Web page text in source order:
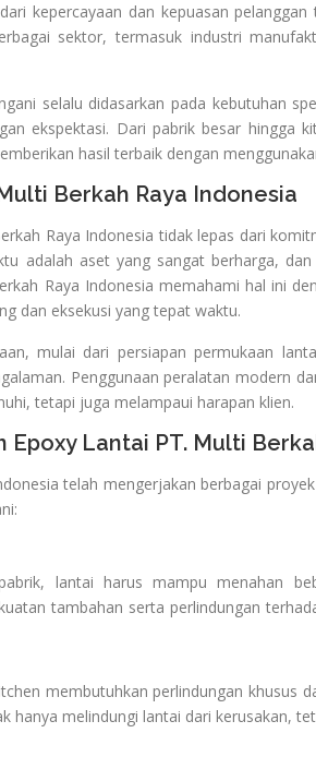
kepercayaan dan kepuasan
sektor, termasuk industri
selalu didasarkan pada kebutuhan
ekspektasi. Dari pabrik besar hingga
hasil terbaik dengan
Berkah Raya Indonesia
Raya Indonesia tidak lepas dari
adalah aset yang sangat berharga,
Raya Indonesia memahami hal ini
dan eksekusi yang tepat waktu.
mulai dari persiapan permukaan
Penggunaan peralatan modern
tetapi juga melampaui harapan klien.
Epoxy Lantai PT. Multi
telah mengerjakan berbagai
lantai harus mampu menahan
tambahan serta perlindungan
membutuhkan perlindungan khusus
hanya melindungi lantai dari kerusakan,